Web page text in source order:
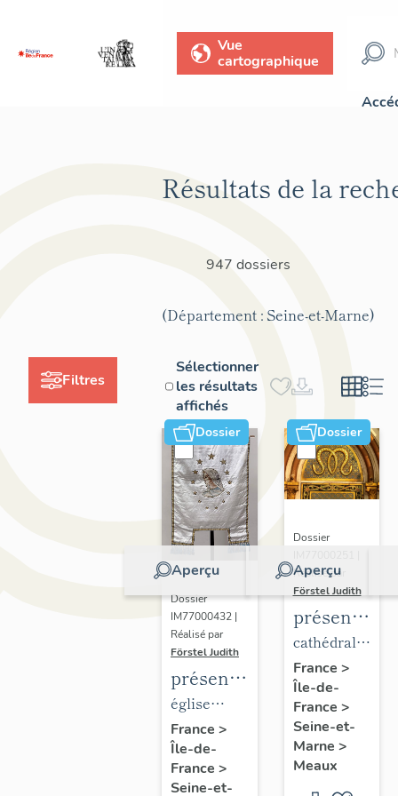
Vue
cartographique
Filtres
Résultats de la
947 dossiers
(Département : Seine-et-Marne)
Sélectionner
les résultats
affichés
Dossier
Aperçu
Dossier
IM77000432 |
Réalisé par
Förstel Judith
présentation
du
mobilier
de
l'église
église
paroissiale
Notre-
Dame du
France >
Île-de-
France >
Seine-et-
Dossier
Aperçu
Dossier
Réalisé par
Förstel Judith
du
mobilier
de la
cathédrale
de
Meaux
cathédrale
Saint-
Etienne
France >
Île-de-
France >
Seine-et-
Marne >
Meaux